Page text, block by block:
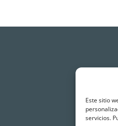
Este sitio
servicios.